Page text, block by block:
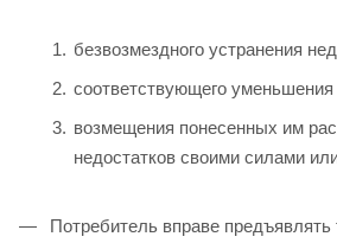
безвозмездного устранения
соответствующего
возмещения понесенных им
недостатков своими силами
Потребитель вправе предъявлять